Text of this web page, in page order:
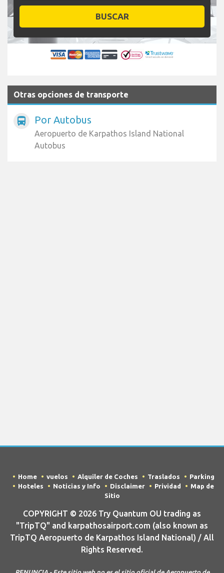
BUSCAR
Otras opciones de transporte
directions_bus Por Autobus
Aeropuerto de Karpathos Island National
Autobus
Home vuelos Alquiler de Coches Traslados
Parking
Hoteles
Noticias y Info Disclaimer Prividad
Map de
Sitio
COPYRIGHT © 2026 Try Quantum OU trading as
"TripTQ" and karpathosairport.com (also known as
TripTQ Aeropuerto de Karpathos Island National) / All
Rights Reserved.